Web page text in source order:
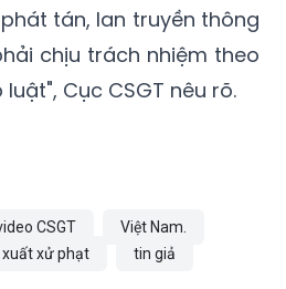
tán, lan truyền thông
chịu trách nhiệm theo
Cục CSGT nêu rõ.
CSGT
Việt Nam.
xuất xử phạt tin giả